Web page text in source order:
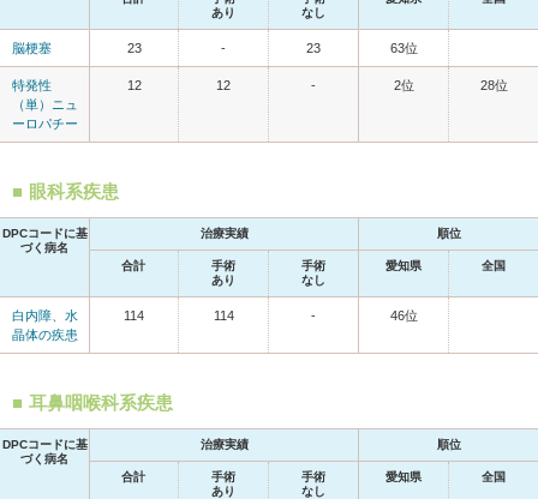
あり
なし
脳梗塞 23 - 23 63位
特発性
（単）ニュ
ーロパチー
12 12 - 2位 28位
眼科系疾患
DPCコードに基
づく病名
治療実績 順位
合計
手術
あり
手術
なし
愛知県 全国
白内障、水
晶体の疾患
114 114 - 46位
耳鼻咽喉科系疾患
DPCコードに基
づく病名
治療実績 順位
合計
手術
あり
手術
なし
愛知県 全国